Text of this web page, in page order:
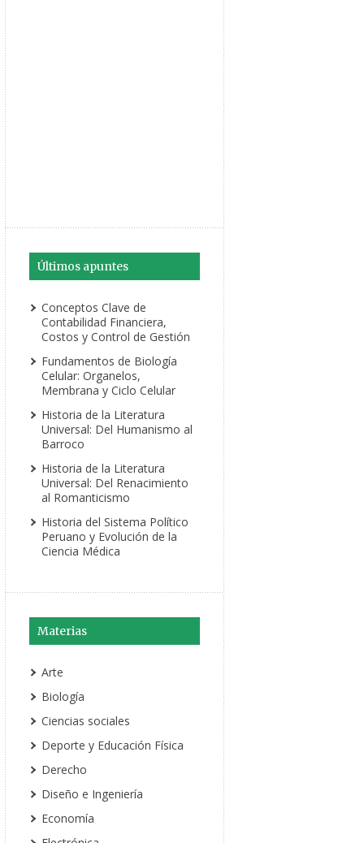
Últimos apuntes
Conceptos Clave de
Contabilidad Financiera,
Costos y Control de Gestión
Fundamentos de Biología
Celular: Organelos,
Membrana y Ciclo Celular
Historia de la Literatura
Universal: Del Humanismo al
Barroco
Historia de la Literatura
Universal: Del Renacimiento
al Romanticismo
Historia del Sistema Político
Peruano y Evolución de la
Ciencia Médica
Materias
Arte
Biología
Ciencias sociales
Deporte y Educación Física
Derecho
Diseño e Ingeniería
Economía